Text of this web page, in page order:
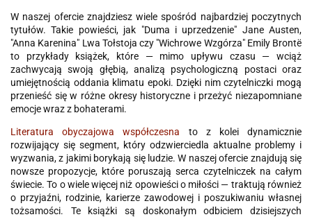
W naszej ofercie znajdziesz wiele spośród najbardziej poczytnych
tytułów. Takie powieści, jak "Duma i uprzedzenie" Jane Austen,
"Anna Karenina" Lwa Tołstoja czy "Wichrowe Wzgórza" Emily Brontë
to przykłady książek, które — mimo upływu czasu — wciąż
zachwycają swoją głębią, analizą psychologiczną postaci oraz
umiejętnością oddania klimatu epoki. Dzięki nim czytelniczki mogą
przenieść się w różne okresy historyczne i przeżyć niezapomniane
emocje wraz z bohaterami.
Literatura obyczajowa współczesna to z kolei dynamicznie
rozwijający się segment, który odzwierciedla aktualne problemy i
wyzwania, z jakimi borykają się ludzie. W naszej ofercie znajdują się
nowsze propozycje, które poruszają serca czytelniczek na całym
świecie. To o wiele więcej niż opowieści o miłości — traktują również
o przyjaźni, rodzinie, karierze zawodowej i poszukiwaniu własnej
tożsamości. Te książki są doskonałym odbiciem dzisiejszych